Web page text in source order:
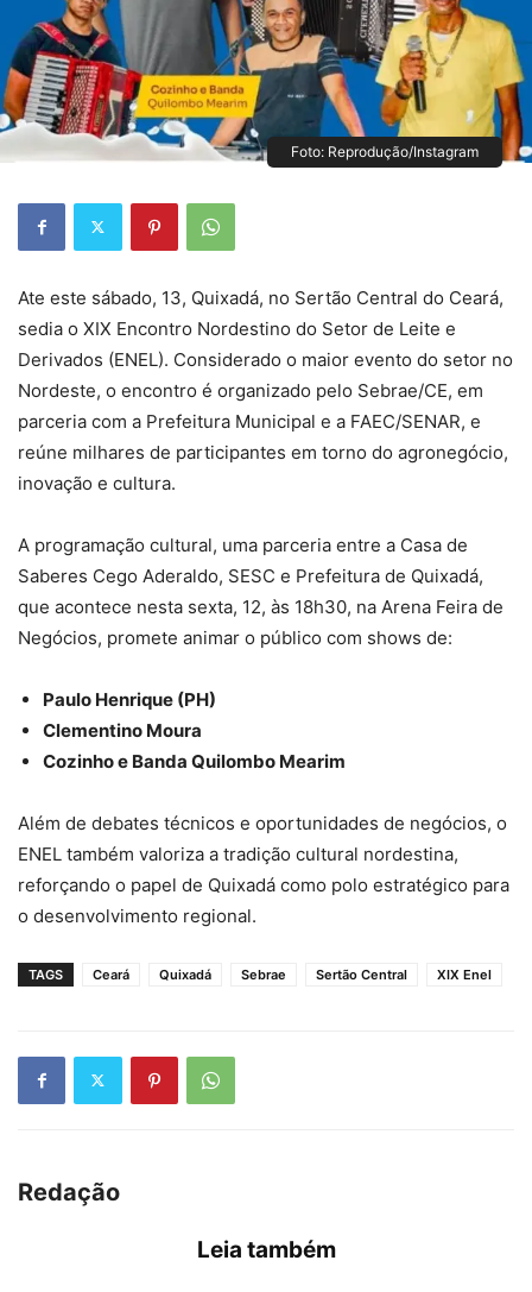
Foto: Reprodução/Instagram
Ate este sábado, 13, Quixadá, no Sertão Central do Ceará,
sedia o XIX Encontro Nordestino do Setor de Leite e
Derivados (ENEL). Considerado o maior evento do setor no
Nordeste, o encontro é organizado pelo Sebrae/CE, em
parceria com a Prefeitura Municipal e a FAEC/SENAR, e
reúne milhares de participantes em torno do agronegócio,
inovação e cultura.
A programação cultural, uma parceria entre a Casa de
Saberes Cego Aderaldo, SESC e Prefeitura de Quixadá,
que acontece nesta sexta, 12, às 18h30, na Arena Feira de
Negócios, promete animar o público com shows de:
Paulo Henrique (PH)
Clementino Moura
Cozinho e Banda Quilombo Mearim
Além de debates técnicos e oportunidades de negócios, o
ENEL também valoriza a tradição cultural nordestina,
reforçando o papel de Quixadá como polo estratégico para
o desenvolvimento regional.
TAGS Ceará Quixadá Sebrae Sertão Central XIX Enel
Redação
Leia também